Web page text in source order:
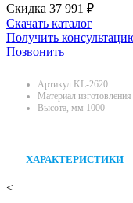
Скидка 37 991 ₽
Скачать каталог
Получить
Позвонить
Артикул KL-2620
Материал изготовления
Высота, мм 1000
ХАРАКТЕРИСТИКИ
<